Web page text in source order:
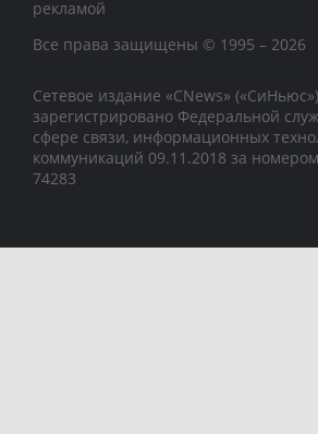
рекламой
Все права защищены © 1995 – 2026
Сетевое издание «CNews» («СиНьюс»)
зарегистрировано Федеральной
сфере связи, информационных
коммуникаций 09.11.2018 за
74283